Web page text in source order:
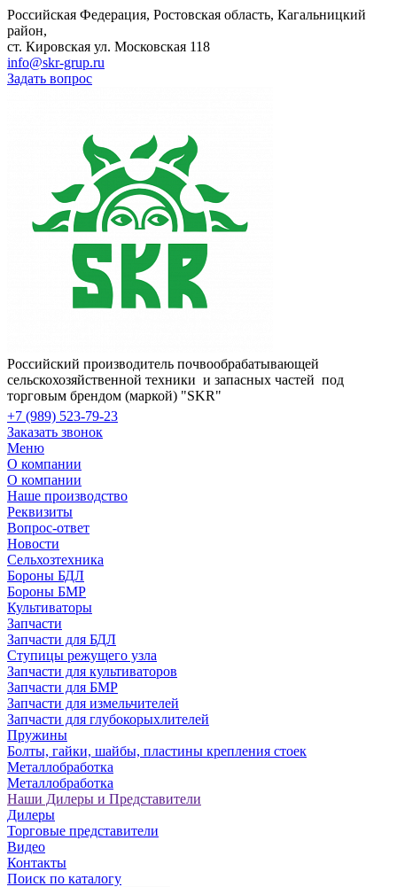
Российская Федерация, Ростовская область, Кагальницкий
район,
ст. Кировская ул. Московская 118
info@skr-grup.ru
Задать вопрос
Российский производитель почвообрабатывающей
сельскохозяйственной техники и запасных частей под
торговым брендом (маркой) "SKR"
+7 (989) 523-79-23
Заказать звонок
Меню
О компании
О компании
Наше производство
Реквизиты
Вопрос-ответ
Новости
Сельхозтехника
Бороны БДЛ
Бороны БМР
Культиваторы
Запчасти
Запчасти для БДЛ
Ступицы режущего узла
Запчасти для культиваторов
Запчасти для БМР
Запчасти для измельчителей
Запчасти для глубокорыхлителей
Пружины
Болты, гайки, шайбы, пластины крепления стоек
Металлобработка
Металлобработка
Наши Дилеры и Представители
Дилеры
Торговые представители
Видео
Контакты
Поиск по каталогу